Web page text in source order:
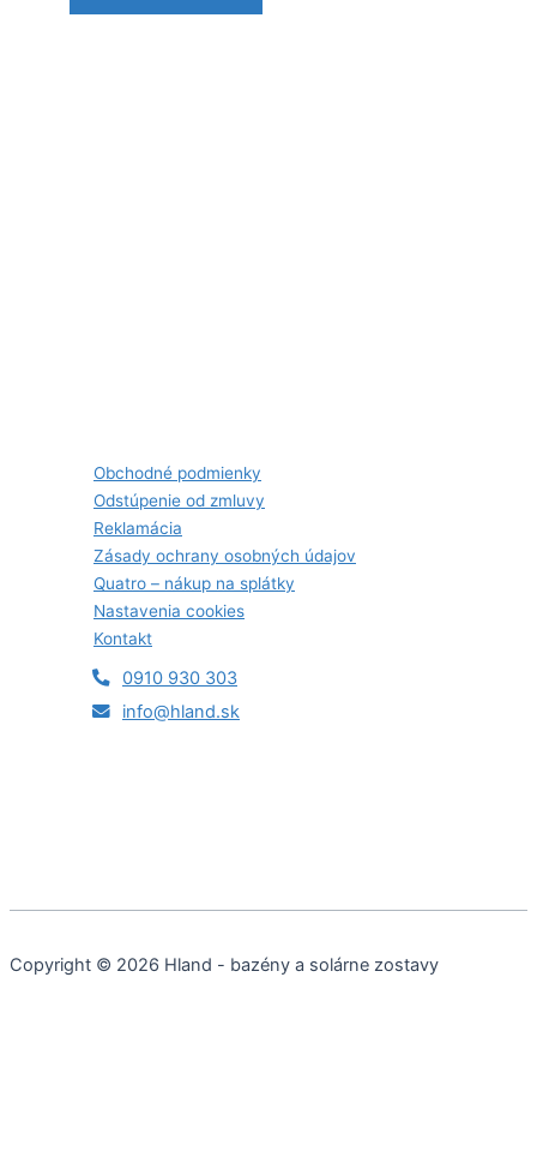
Obchodné podmienky
Odstúpenie od zmluvy
Reklamácia
Zásady ochrany osobných údajov
Quatro – nákup na splátky
Nastavenia cookies
Kontakt
0910 930 303
info@hland.sk
Copyright © 2026 Hland - bazény a solárne zostavy